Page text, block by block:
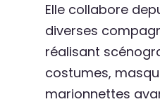
Elle collabore
diverses
réalisant
costumes,
marionnettes